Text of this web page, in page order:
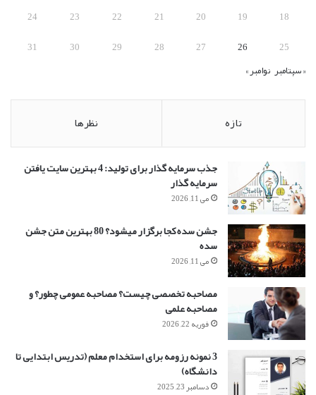
18
19
20
21
22
23
24
25
26
27
28
29
30
31
« سپتامبر نوامبر »
تازه نظرها
جذب سرمایه گذار برای تولید: 4 بهترین سایت یافتن
سرمایه گذار
می 11, 2026
جشن سده کجا برگزار میشود؟ 80 بهترین متن جشن
سده
می 11, 2026
مصاحبه تخصصی چیست؟ مصاحبه عمومی چطور؟ و
مصاحبه علمی
فوریه 22, 2026
3 نمونه رزومه برای استخدام معلم (تدریس ابتدایی تا
دانشگاه)
دسامبر 23, 2025